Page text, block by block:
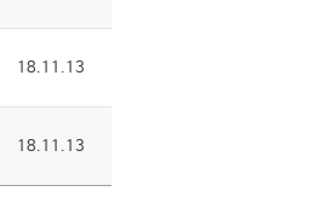
18.11.13
18.11.13